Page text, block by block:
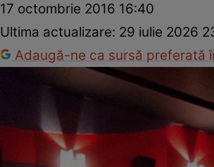
17 octombrie 2016 16:40
Ultima actualizare: 29 iulie 2026
Adaugă-ne ca sursă preferată